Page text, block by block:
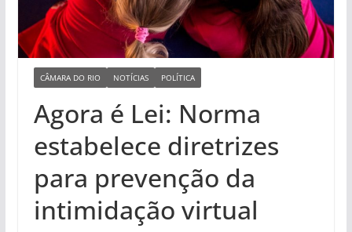
CÂMARA DO RIO NOTÍCIAS POLÍTICA
Agora é Lei: Norma
estabelece diretrizes
para prevenção da
intimidação virtual